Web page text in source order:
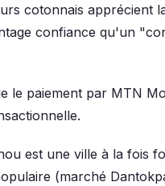
cotonnais apprécient
confiance qu'un
le paiement par MTN
est une ville à la fois
(marché